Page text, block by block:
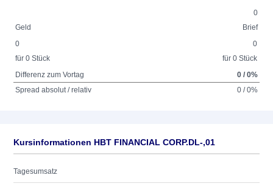
0
Geld
Brief
0
für 0 Stück
0
für 0 Stück
Differenz zum Vortag
0 / 0%
Spread absolut / relativ
0 / 0%
Kursinformationen HBT FINANCIAL CORP.DL-,01
Tagesumsatz